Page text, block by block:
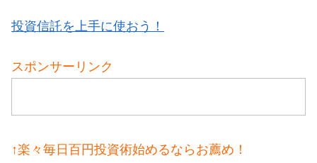
投資信託を上手に使おう！
スポンサーリンク
↑楽々毎日百円投資術始めるならお薦め！